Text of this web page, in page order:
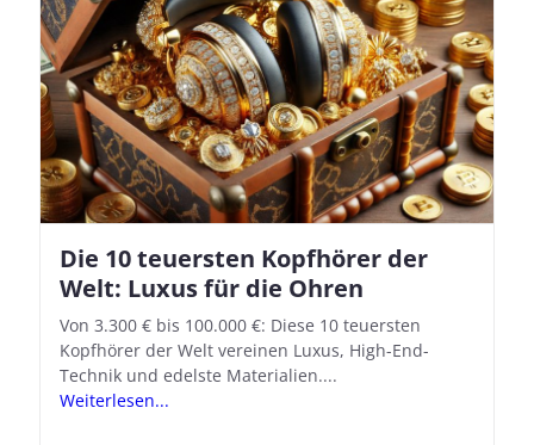
Die 10 teuersten Kopfhörer der
Welt: Luxus für die Ohren
Von 3.300 € bis 100.000 €: Diese 10 teuersten
Kopfhörer der Welt vereinen Luxus, High-End-
Technik und edelste Materialien....
Weiterlesen...
Apple AirPods Pro 2 und iOS 18.1:
So richtet ihr das neue Hörgeräte-
Feature ein
Mit iOS 18.1 und den AirPods Pro 2 verwandelt
Apple seine In-Ear-Kopfhörer in kostengünstige
Hörhilfen. In wenigen Schritten...